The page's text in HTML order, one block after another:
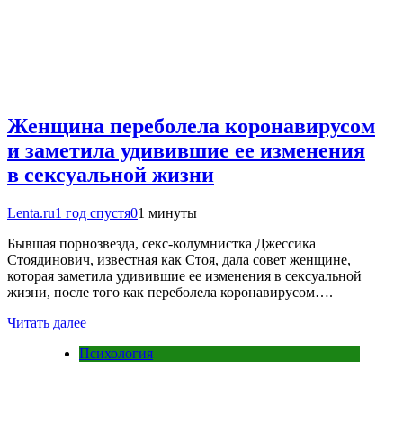
Женщина переболела коронавирусом
и заметила удивившие ее изменения
в сексуальной жизни
Lenta.ru1 год спустя01 минуты
Бывшая порнозвезда, секс-колумнистка Джессика
Стоядинович, известная как Стоя, дала совет женщине,
которая заметила удивившие ее изменения в сексуальной
жизни, после того как переболела коронавирусом….
Читать далее
Психология